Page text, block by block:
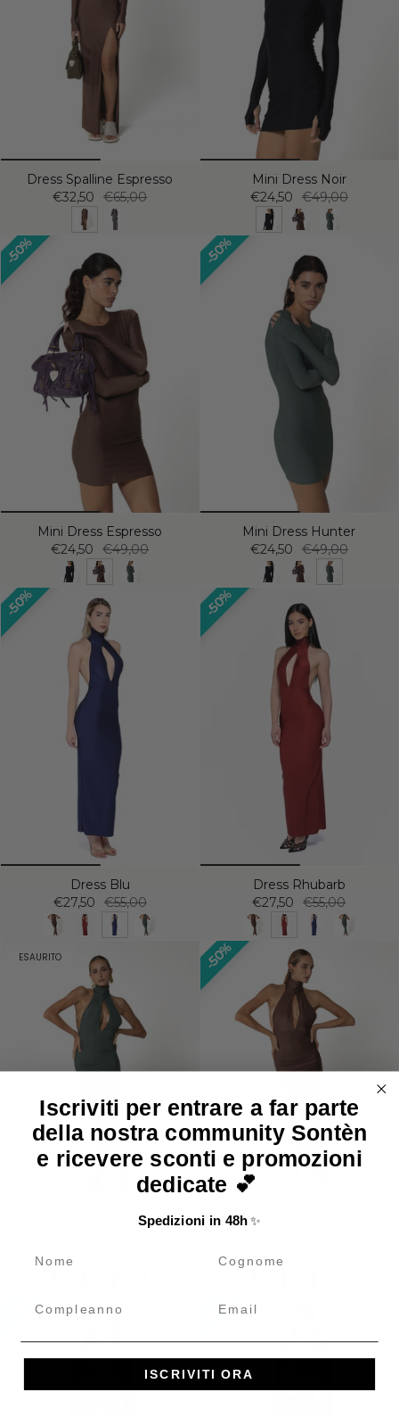
Dress Spalline Espresso
€32,50
€65,00
Mini Dress Noir
€24,50
€49,00
50%
Mini Dress Espresso
€24,50
€49,00
50%
Mini Dress Hunter
€24,50
€49,00
50%
Dress Blu
€27,50
€55,00
50%
Dress Rhubarb
€27,50
€55,00
ESAURITO 50%
50% 50%
Iscriviti per entrare a far parte
della nostra community Sontèn
e ricevere sconti e promozioni
dedicate 💕
Spedizioni in 48h✨
ISCRIVITI ORA